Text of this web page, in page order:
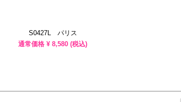
S0427L パリス
通常価格 ¥ 8,580 (税込)